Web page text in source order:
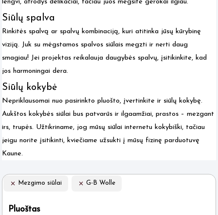
Mezgimo siūlai G-B Wolle
Pluoštas
lengvi, atrodys delikačiai, tačiau juos megsite gerokai ilgiau.
Siūlų spalva
Rinkitės spalvą ar spalvų kombinaciją, kuri atitinka jūsų kūrybinę
viziją. Juk su mėgstamos spalvos siūlais megzti ir nerti daug
smagiau! Jei projektas reikalauja daugybės spalvų, įsitikinkite, kad
jos harmoningai dera.
Siūlų kokybė
Nepriklausomai nuo pasirinkto pluošto, įvertinkite ir siūlų kokybę.
Aukštos kokybės siūlai bus patvarūs ir ilgaamžiai, prastos – mezgant
irs, trupės. Užtikriname, jog mūsų siūlai internetu kokybiški, tačiau
jeigu norite įsitikinti, kviečiame užsukti į mūsų fizinę parduotuvę
Kaune.